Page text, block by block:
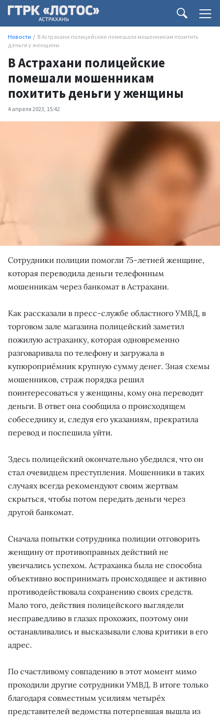
Новости
В Астрахани полицейские помешали мошенникам похитить
деньги у женщины
В Астрахани полицейские
помешали мошенникам
похитить деньги у женщины
4 апреля 2023, 15:42
Сотрудники полиции помогли 75-летней женщине,
которая переводила деньги телефонным
мошенникам через банкомат в Астрахани.
Как рассказали в пресс-службе областного УМВД, в
торговом зале магазина полицейский заметил
пожилую астраханку, которая одновременно
разговаривала по телефону и загружала в
купюроприёмник крупную сумму денег. Зная схемы
мошенников, страж порядка решил
поинтересоваться у женщины, кому она переводит
деньги. В ответ она сообщила о происходящем
собеседнику и, следуя его указаниям, прекратила
перевод и поспешила уйти.
Здесь полицейский окончательно убедился, что он
стал очевидцем преступления. Мошенники в таких
случаях всегда рекомендуют своим жертвам
скрыться, чтобы потом передать деньги через
другой банкомат.
Сначала попытки сотрудника полиции отговорить
женщину от противоправных действий не
увенчались успехом. Астраханка была не способна
объективно воспринимать происходящее и активно
противодействовала сохранению своих средств.
Мало того, действия полицейского выглядели
несправедливо в глазах прохожих, поэтому они
останавливались и высказывали слова критики в его
адрес.
По счастливому совпадению в этот момент мимо
проходили другие сотрудники УМВД. В итоге только
благодаря совместным усилиям четырёх
представителей ведомства потерпевшая вышла из